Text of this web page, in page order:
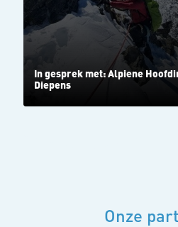
In gesprek met: Alpiene
Diepens
Onze